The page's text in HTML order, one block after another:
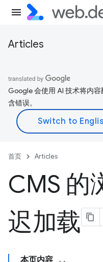
Articles
Google 会使用 AI 技术将内
含错误。
首页 Articles
CMS 的
迟加载
本页内容